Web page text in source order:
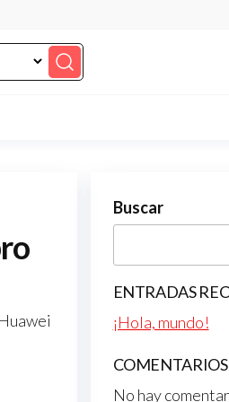
Buscar
ENTRADAS
¡Hola, mundo!
No hay